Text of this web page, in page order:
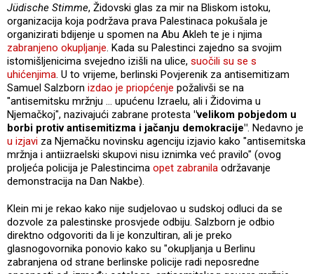
Jüdische Stimme, Židovski glas za mir na Bliskom istoku,
organizacija koja podržava prava Palestinaca pokušala je
organizirati bdijenje u spomen na Abu Akleh te je i njima
zabranjeno okupljanje. Kada su Palestinci zajedno sa svojim
istomišljenicima svejedno izišli na ulice, suočili su se s
uhićenjima. U to vrijeme, berlinski Povjerenik za antisemitizam
Samuel Salzborn izdao je priopćenje požalivši se na
"antisemitsku mržnju ... upućenu Izraelu, ali i Židovima u
Njemačkoj", nazivajući zabrane protesta "velikom pobjedom u
borbi protiv antisemitizma i jačanju demokracije". Nedavno je
u izjavi za Njemačku novinsku agenciju izjavio kako "antisemitska
mržnja i antiizraelski skupovi nisu iznimka već pravilo" (ovog
proljeća policija je Palestincima opet zabranila održavanje
demonstracija na Dan Nakbe).
Klein mi je rekao kako nije sudjelovao u sudskoj odluci da se
dozvole za palestinske prosvjede odbiju. Salzborn je odbio
direktno odgovoriti da li je konzultiran, ali je preko
glasnogovornika ponovio kako su "okupljanja u Berlinu
zabranjena od strane berlinske policije radi neposredne